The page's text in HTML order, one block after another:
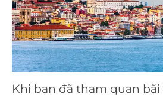
Khi bạn đã tham quan